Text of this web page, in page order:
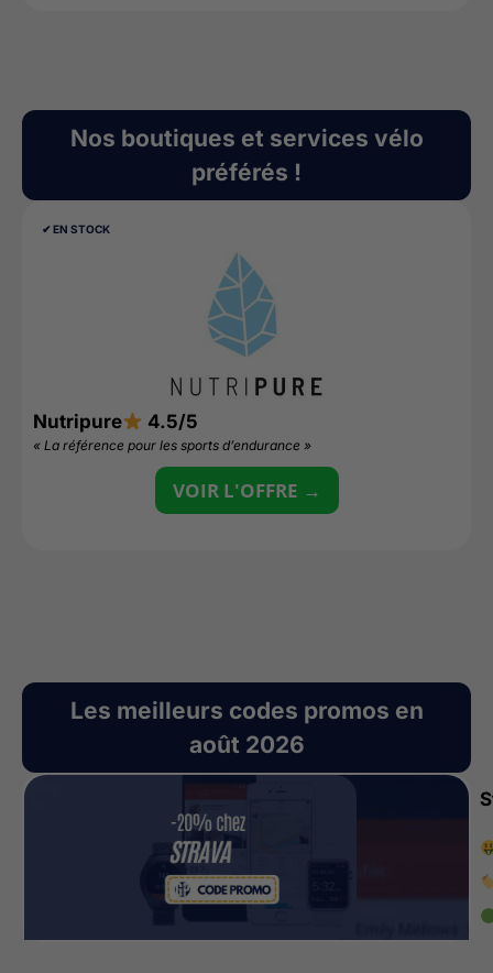
Nos boutiques et services vélo
préférés !
✔︎ EN STOCK
Nutripure 4.5/5
« La référence pour les sports d’endurance »
VOIR L'OFFRE →
Les meilleurs codes promos en
août 2026